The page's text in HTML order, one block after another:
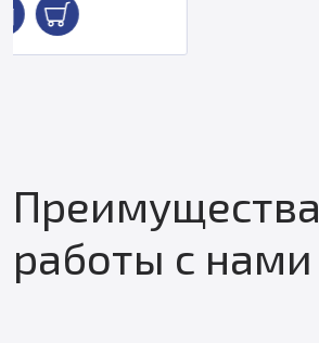
Преимущества
работы с нами